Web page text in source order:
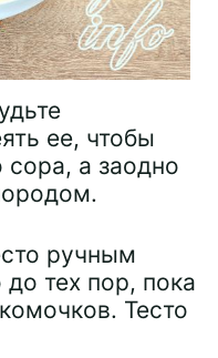
ее, чтобы
сора, а заодно
ручным
тех пор, пока
Тесто